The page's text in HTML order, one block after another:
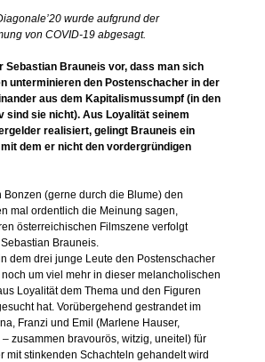
wurde aufgrund der
von COVID-19 abgesagt.
Sebastian Brauneis vor, dass man sich
unterminieren den Postenschacher in der
aus dem Kapitalismussumpf (in den
sind sie nicht). Aus Loyalität seinem
realisiert, gelingt Brauneis ein
dem er nicht den vordergründigen
Bonzen (gerne durch die Blume) den
mal ordentlich die Meinung sagen,
österreichischen Filmszene verfolgt
Brauneis.
dem drei junge Leute den Postenschacher
um viel mehr in dieser melancholischen
Loyalität dem Thema und den Figuren
hat. Vorübergehend gestrandet im
Franzi und Emil (Marlene Hauser,
zusammen bravourös, witzig, uneitel) für
stinkenden Schachteln gehandelt wird